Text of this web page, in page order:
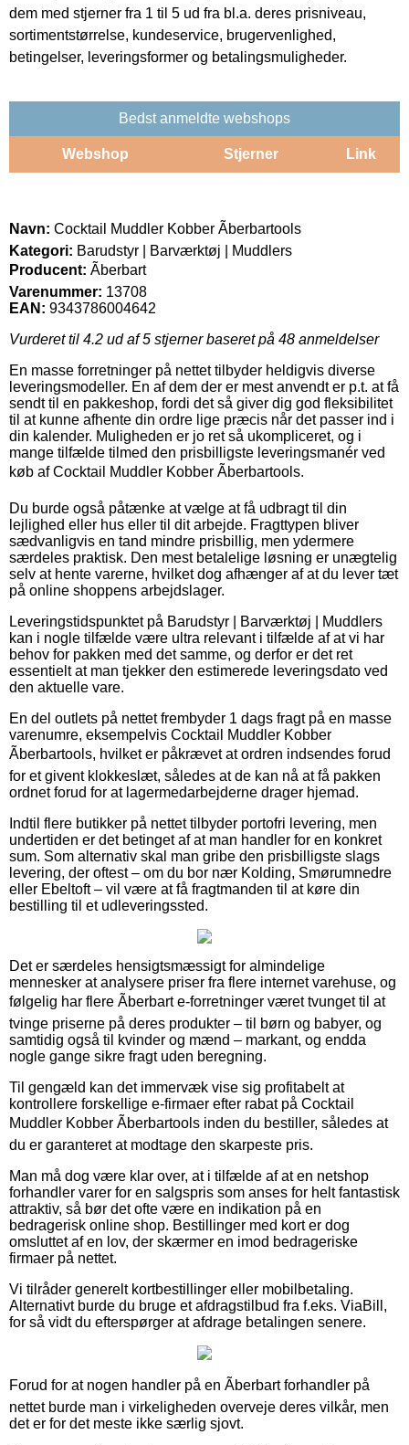
dem med stjerner fra 1 til 5 ud fra bl.a. deres prisniveau,
sortimentstørrelse, kundeservice, brugervenlighed,
betingelser, leveringsformer og betalingsmuligheder.
Bedst anmeldte webshops
Webshop Stjerner Link
Navn: Cocktail Muddler Kobber Ãberbartools
Kategori: Barudstyr | Barværktøj | Muddlers
Producent: Ãberbart
Varenummer: 13708
EAN: 9343786004642
Vurderet til 4.2 ud af 5 stjerner baseret på 48 anmeldelser
En masse forretninger på nettet tilbyder heldigvis diverse
leveringsmodeller. En af dem der er mest anvendt er p.t. at få
sendt til en pakkeshop, fordi det så giver dig god fleksibilitet
til at kunne afhente din ordre lige præcis når det passer ind i
din kalender. Muligheden er jo ret så ukompliceret, og i
mange tilfælde tilmed den prisbilligste leveringsmanér ved
køb af Cocktail Muddler Kobber Ãberbartools.
Du burde også påtænke at vælge at få udbragt til din
lejlighed eller hus eller til dit arbejde. Fragttypen bliver
sædvanligvis en tand mindre prisbillig, men ydermere
særdeles praktisk. Den mest betalelige løsning er unægtelig
selv at hente varerne, hvilket dog afhænger af at du lever tæt
på online shoppens arbejdslager.
Leveringstidspunktet på Barudstyr | Barværktøj | Muddlers
kan i nogle tilfælde være ultra relevant i tilfælde af at vi har
behov for pakken med det samme, og derfor er det ret
essentielt at man tjekker den estimerede leveringsdato ved
den aktuelle vare.
En del outlets på nettet frembyder 1 dags fragt på en masse
varenumre, eksempelvis Cocktail Muddler Kobber
Ãberbartools, hvilket er påkrævet at ordren indsendes forud
for et givent klokkeslæt, således at de kan nå at få pakken
ordnet forud for at lagermedarbejderne drager hjemad.
Indtil flere butikker på nettet tilbyder portofri levering, men
undertiden er det betinget af at man handler for en konkret
sum. Som alternativ skal man gribe den prisbilligste slags
levering, der oftest – om du bor nær Kolding, Smørumnedre
eller Ebeltoft – vil være at få fragtmanden til at køre din
bestilling til et udleveringssted.
Det er særdeles hensigtsmæssigt for almindelige
mennesker at analysere priser fra flere internet varehuse, og
følgelig har flere Ãberbart e-forretninger været tvunget til at
tvinge priserne på deres produkter – til børn og babyer, og
samtidig også til kvinder og mænd – markant, og endda
nogle gange sikre fragt uden beregning.
Til gengæld kan det immervæk vise sig profitabelt at
kontrollere forskellige e-firmaer efter rabat på Cocktail
Muddler Kobber Ãberbartools inden du bestiller, således at
du er garanteret at modtage den skarpeste pris.
Man må dog være klar over, at i tilfælde af at en netshop
forhandler varer for en salgspris som anses for helt fantastisk
attraktiv, så bør det ofte være en indikation på en
bedragerisk online shop. Bestillinger med kort er dog
omsluttet af en lov, der skærmer en imod bedrageriske
firmaer på nettet.
Vi tilråder generelt kortbestillinger eller mobilbetaling.
Alternativt burde du bruge et afdragstilbud fra f.eks. ViaBill,
for så vidt du efterspørger at afdrage betalingen senere.
Forud for at nogen handler på en Ãberbart forhandler på
nettet burde man i virkeligheden overveje deres vilkår, men
det er for det meste ikke særlig sjovt.